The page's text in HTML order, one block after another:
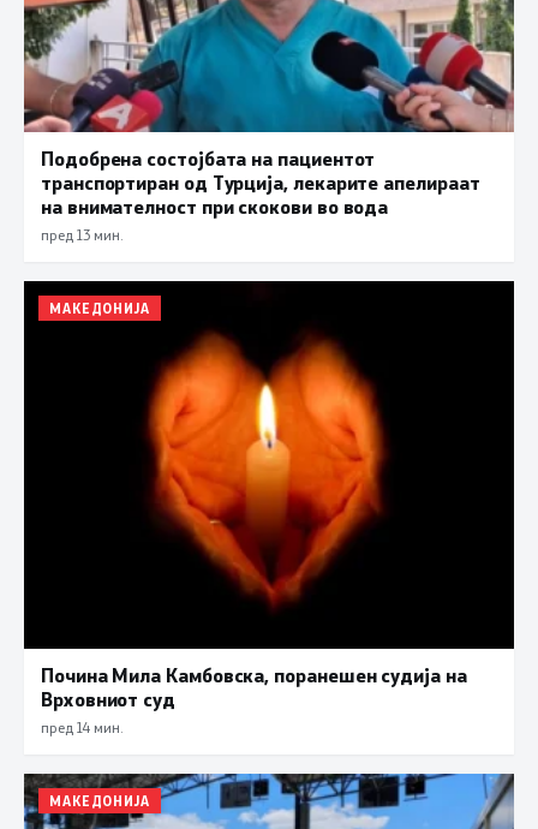
Подобрена состојбата на пациентот
транспортиран од Турција, лекарите апелираат
на внимателност при скокови во вода
пред 13 мин.
МАКЕДОНИЈА
Почина Мила Камбовска, поранешен судија на
Врховниот суд
пред 14 мин.
МАКЕДОНИЈА